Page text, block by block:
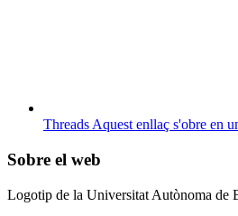
ThreadsAquest enllaç s'obre en
Sobre el web
Logotip de la Universitat Autònoma de